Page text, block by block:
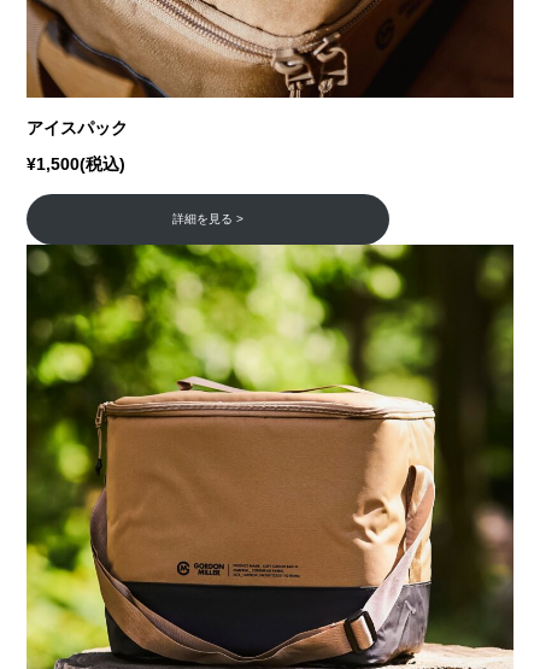
アイスパック
¥1,500(税込)
詳細を見る >